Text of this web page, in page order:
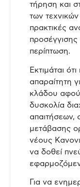
τήρηση και
των
πρακτικές
περίπτωση.
Εκτιμάται
απαραίτητη
κλάδου
δυσκολία
απαιτήσεων,
μετάβασης
νέους
να δοθεί
Για να